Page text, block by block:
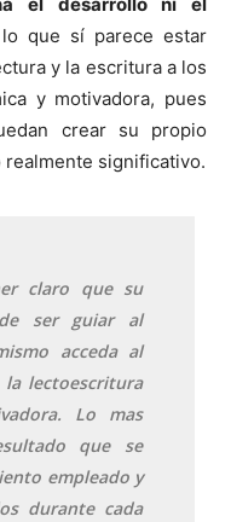
el desarrollo ni el
que sí parece estar
y la escritura a los
y motivadora, pues
crear su propio
significativo.
claro que su
ser guiar al
acceda al
lectoescritura
Lo mas
que se
empleado y
durante cada